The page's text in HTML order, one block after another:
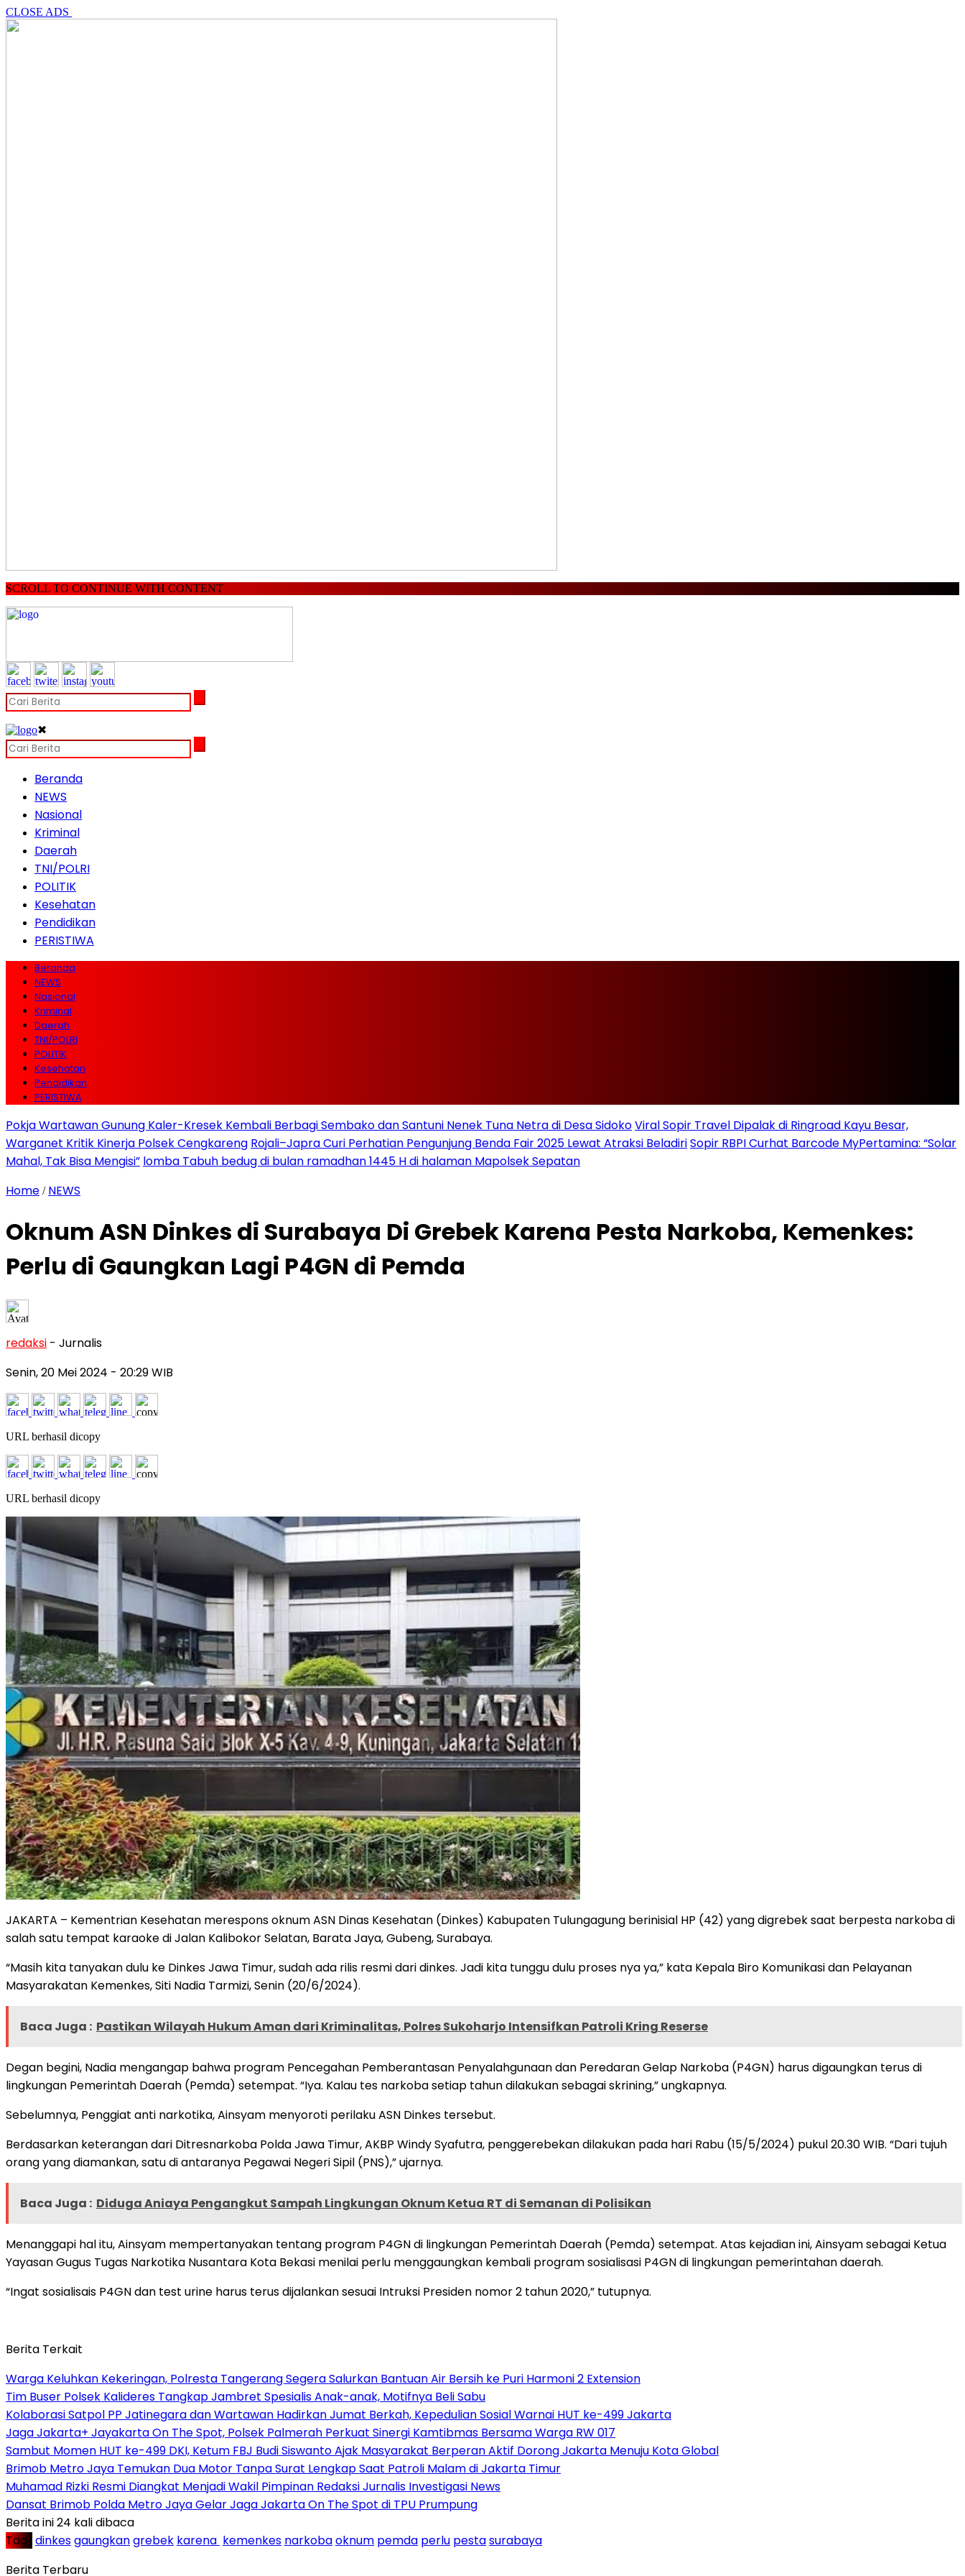
CLOSE ADS
SCROLL TO CONTINUE WITH CONTENT
✖
Beranda
NEWS
Nasional
Kriminal
Daerah
TNI/POLRI
POLITIK
Kesehatan
Pendidikan
PERISTIWA
Beranda
NEWS
Nasional
Kriminal
Daerah
TNI/POLRI
POLITIK
Kesehatan
Pendidikan
PERISTIWA
Pokja Wartawan Gunung Kaler-Kresek Kembali Berbagi Sembako dan Santuni Nenek Tuna Netra di Desa SidokoViral Sopir Travel Dipalak di Ringroad Kayu Besar,
Warganet Kritik Kinerja Polsek Cengkareng Rojali–Japra Curi Perhatian Pengunjung Benda Fair 2025 Lewat Atraksi BeladiriSopir RBPI Curhat Barcode MyPertamina: “Solar
Mahal, Tak Bisa Mengisi” lomba Tabuh bedug di bulan ramadhan 1445 H di halaman Mapolsek Sepatan
Home / NEWS
Oknum ASN Dinkes di Surabaya Di Grebek Karena Pesta Narkoba, Kemenkes:
Perlu di Gaungkan Lagi P4GN di Pemda
redaksi - Jurnalis
Senin, 20 Mei 2024 - 20:29 WIB
URL berhasil dicopy
URL berhasil dicopy
JAKARTA – Kementrian Kesehatan merespons oknum ASN Dinas Kesehatan (Dinkes) Kabupaten Tulungagung berinisial HP (42) yang digrebek saat berpesta narkoba di
salah satu tempat karaoke di Jalan Kalibokor Selatan, Barata Jaya, Gubeng, Surabaya.
“Masih kita tanyakan dulu ke Dinkes Jawa Timur, sudah ada rilis resmi dari dinkes. Jadi kita tunggu dulu proses nya ya,” kata Kepala Biro Komunikasi dan Pelayanan
Masyarakatan Kemenkes, Siti Nadia Tarmizi, Senin (20/6/2024).
Baca Juga : Pastikan Wilayah Hukum Aman dari Kriminalitas, Polres Sukoharjo Intensifkan Patroli Kring Reserse
Degan begini, Nadia mengangap bahwa program Pencegahan Pemberantasan Penyalahgunaan dan Peredaran Gelap Narkoba (P4GN) harus digaungkan terus di
lingkungan Pemerintah Daerah (Pemda) setempat. “Iya. Kalau tes narkoba setiap tahun dilakukan sebagai skrining,” ungkapnya.
Sebelumnya, Penggiat anti narkotika, Ainsyam menyoroti perilaku ASN Dinkes tersebut.
Berdasarkan keterangan dari Ditresnarkoba Polda Jawa Timur, AKBP Windy Syafutra, penggerebekan dilakukan pada hari Rabu (15/5/2024) pukul 20.30 WIB. “Dari tujuh
orang yang diamankan, satu di antaranya Pegawai Negeri Sipil (PNS),” ujarnya.
Baca Juga : Diduga Aniaya Pengangkut Sampah Lingkungan Oknum Ketua RT di Semanan di Polisikan
Menanggapi hal itu, Ainsyam mempertanyakan tentang program P4GN di lingkungan Pemerintah Daerah (Pemda) setempat. Atas kejadian ini, Ainsyam sebagai Ketua
Yayasan Gugus Tugas Narkotika Nusantara Kota Bekasi menilai perlu menggaungkan kembali program sosialisasi P4GN di lingkungan pemerintahan daerah.
“Ingat sosialisais P4GN dan test urine harus terus dijalankan sesuai Intruksi Presiden nomor 2 tahun 2020,” tutupnya.
Berita Terkait
Warga Keluhkan Kekeringan, Polresta Tangerang Segera Salurkan Bantuan Air Bersih ke Puri Harmoni 2 Extension
Tim Buser Polsek Kalideres Tangkap Jambret Spesialis Anak-anak, Motifnya Beli Sabu
Kolaborasi Satpol PP Jatinegara dan Wartawan Hadirkan Jumat Berkah, Kepedulian Sosial Warnai HUT ke-499 Jakarta
Jaga Jakarta+ Jayakarta On The Spot, Polsek Palmerah Perkuat Sinergi Kamtibmas Bersama Warga RW 017
Sambut Momen HUT ke-499 DKI, Ketum FBJ Budi Siswanto Ajak Masyarakat Berperan Aktif Dorong Jakarta Menuju Kota Global
Brimob Metro Jaya Temukan Dua Motor Tanpa Surat Lengkap Saat Patroli Malam di Jakarta Timur
Muhamad Rizki Resmi Diangkat Menjadi Wakil Pimpinan Redaksi Jurnalis Investigasi News
Dansat Brimob Polda Metro Jaya Gelar Jaga Jakarta On The Spot di TPU Prumpung
Berita ini 24 kali dibaca
Tag : dinkesgaungkangrebek karena kemenkes narkobaoknum pemda perlu pestasurabaya
Berita Terbaru